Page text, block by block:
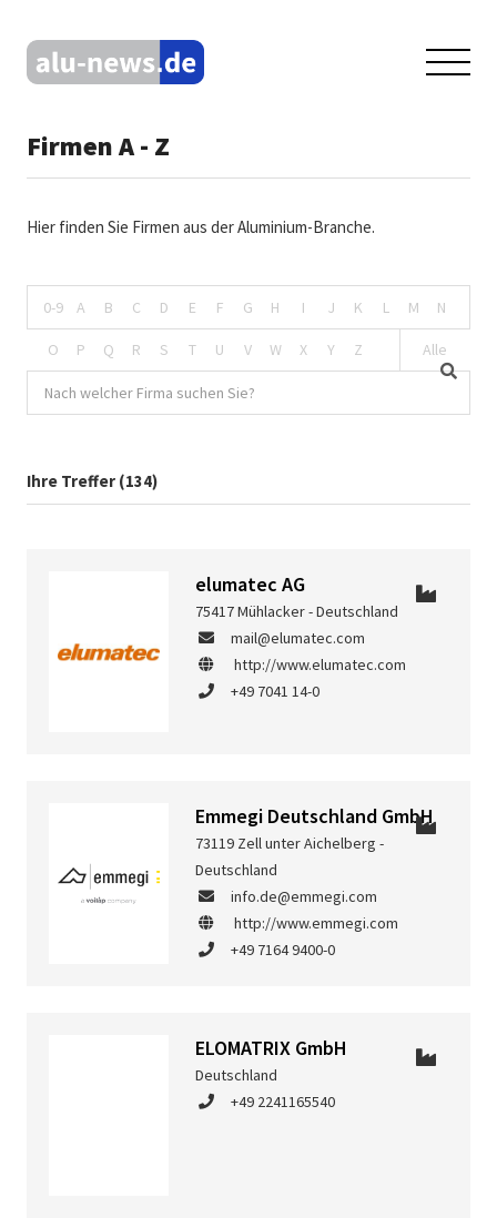
Firmen A - Z
Hier finden Sie Firmen aus der Aluminium-Branche.
0-9 A B C D E F G H I J K L M N
O P Q R S T U V W X Y Z Alle
Ihre Treffer (134)
elumatec AG
75417 Mühlacker - Deutschland
mail@elumatec.com
http://www.elumatec.com
+49 7041 14-0
Emmegi Deutschland GmbH
73119 Zell unter Aichelberg -
Deutschland
info.de@emmegi.com
http://www.emmegi.com
+49 7164 9400-0
ELOMATRIX GmbH
Deutschland
+49 2241165540